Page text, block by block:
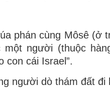
phán cùng Môsê (ở
người (thuộc
con cái Israel”.
người dò thám đất đi